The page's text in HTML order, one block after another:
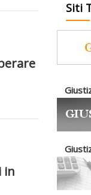
in
Siti